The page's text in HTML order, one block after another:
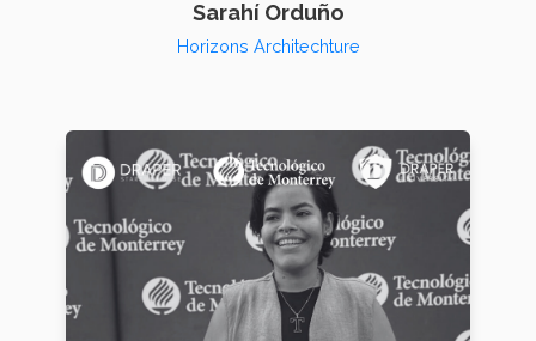
Sarahí Orduño
Horizons Architechture